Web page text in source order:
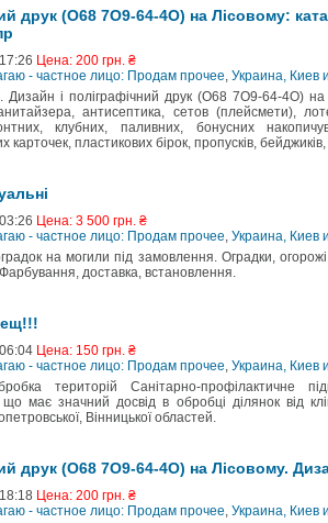
друк (О68 7О9-64-4О) на Лісовому:
Цена: 200 грн. ₴
- частное лицо: Продам прочее, Украина, Киев
Дизайн і поліграфічний друк (О68 7О9-64-4О)
антисептика, сетов (плейсмети),
клубних, паливних, бонусних
карточек, пластикових бірок, пропусків,
Цена: 3 500 грн. ₴
- частное лицо: Продам прочее, Украина, Киев
на могили під замовлення. Оградки,
доставка, встановлення.
Цена: 150 грн. ₴
- частное лицо: Продам прочее, Украина, Киев
територій Санітарно-профілактичне
що має значний досвід в обробці ділянок від
Вінницької областей.
друк (О68 7О9-64-4О) на Лісовому.
Цена: 200 грн. ₴
- частное лицо: Продам прочее, Украина, Киев